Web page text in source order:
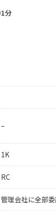
分
–
1K
RC
管理会社に全部